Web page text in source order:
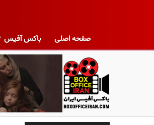
صفحه اصلی باکس آفیس
ب